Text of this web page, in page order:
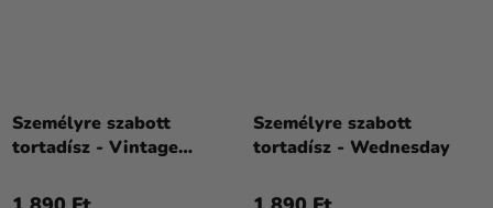
Személyre szabott
tortadísz - Vintage
Személyre szabott
tortadísz - Wednesday